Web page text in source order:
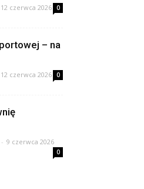
12 czerwca 2026 0
– na
12 czerwca 2026 0
- 9 czerwca 2026
0